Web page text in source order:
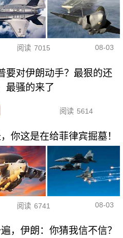
阅读 7015 08-03
要对伊朗动手？最狠的还
最骚的来了
阅读 5614
你这是在给菲律宾掘墓！
阅读 6741 08-03
，伊朗：你猜我信不信？